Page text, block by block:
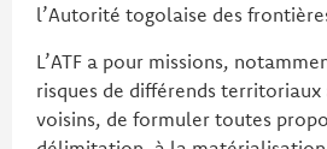
l’Autorité togolaise des
L’ATF a pour missions,
risques de différends territoriaux
voisins, de formuler toutes